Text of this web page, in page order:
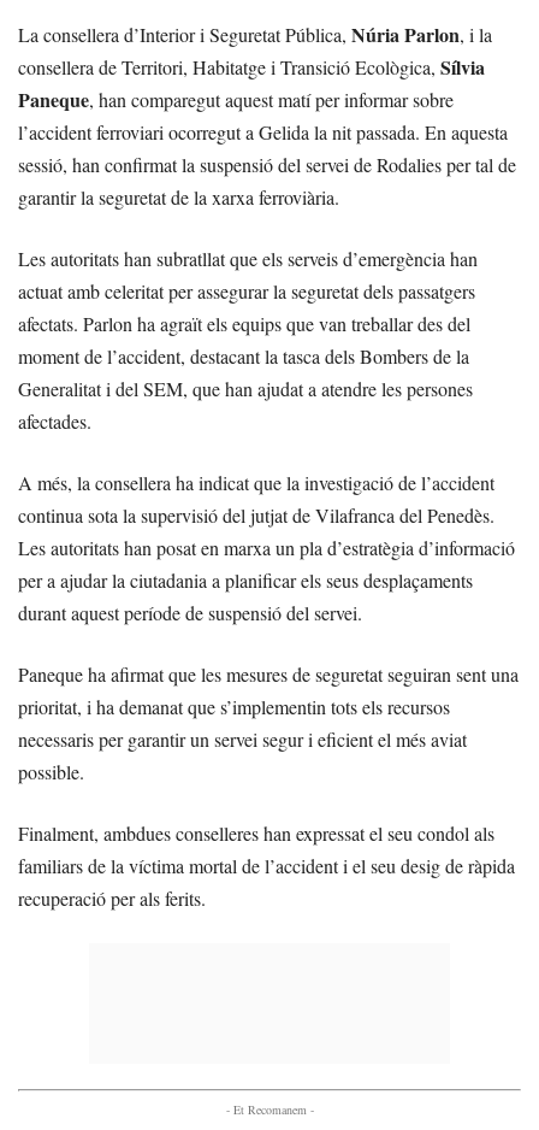
La consellera d’Interior i Seguretat Pública, Núria Parlon, i la
consellera de Territori, Habitatge i Transició Ecològica, Sílvia
Paneque, han comparegut aquest matí per informar sobre
l’accident ferroviari ocorregut a Gelida la nit passada. En aquesta
sessió, han confirmat la suspensió del servei de Rodalies per tal de
garantir la seguretat de la xarxa ferroviària.
Les autoritats han subratllat que els serveis d’emergència han
actuat amb celeritat per assegurar la seguretat dels passatgers
afectats. Parlon ha agraït els equips que van treballar des del
moment de l’accident, destacant la tasca dels Bombers de la
Generalitat i del SEM, que han ajudat a atendre les persones
afectades.
A més, la consellera ha indicat que la investigació de l’accident
continua sota la supervisió del jutjat de Vilafranca del Penedès.
Les autoritats han posat en marxa un pla d’estratègia d’informació
per a ajudar la ciutadania a planificar els seus desplaçaments
durant aquest període de suspensió del servei.
Paneque ha afirmat que les mesures de seguretat seguiran sent una
prioritat, i ha demanat que s’implementin tots els recursos
necessaris per garantir un servei segur i eficient el més aviat
possible.
Finalment, ambdues conselleres han expressat el seu condol als
familiars de la víctima mortal de l’accident i el seu desig de ràpida
recuperació per als ferits.
- Et Recomanem -